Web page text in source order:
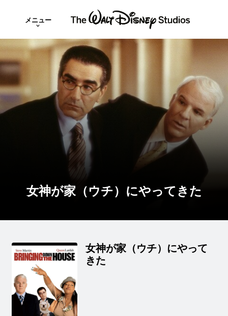
メニュー
女神が家（ウチ）にやってきた
女神が家（ウチ）にやって
きた